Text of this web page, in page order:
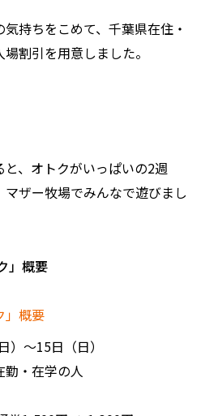
持ちをこめて、千葉県在住・
割引を用意しました。
、オトクがいっぱいの2週
ザー牧場でみんなで遊びまし
」概要
〜15日（日）
・在学の人